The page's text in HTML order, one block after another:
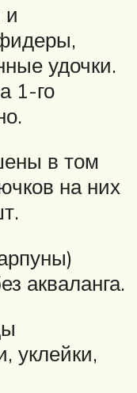
и
удочки.
1-го
в том
на них
акваланга.
уклейки,